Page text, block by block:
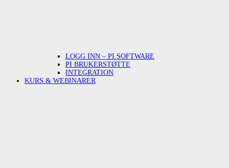
LOGG INN – PI SOFTWARE
PI BRUKERSTØTTE
INTEGRATION
KURS & WEBINARER